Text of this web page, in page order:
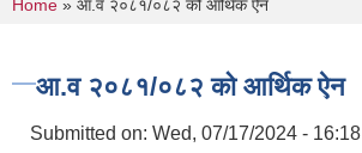
You are here
Home » आ.व २०८१/०८२ को आर्थिक ऐन
आ.व २०८१/०८२ को आर्थिक ऐन
Submitted on: Wed, 07/17/2024 - 16:18